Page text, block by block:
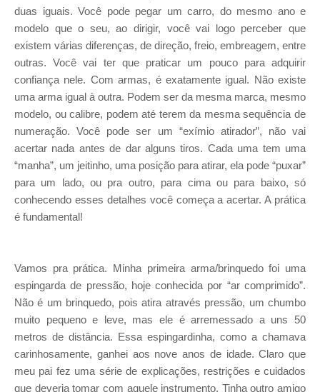
duas iguais. Você pode pegar um carro, do mesmo ano e
modelo que o seu, ao dirigir, você vai logo perceber que
existem várias diferenças, de direção, freio, embreagem, entre
outras. Você vai ter que praticar um pouco para adquirir
confiança nele. Com armas, é exatamente igual. Não existe
uma arma igual à outra. Podem ser da mesma marca, mesmo
modelo, ou calibre, podem até terem da mesma sequência de
numeração. Você pode ser um “exímio atirador”, não vai
acertar nada antes de dar alguns tiros. Cada uma tem uma
“manha”, um jeitinho, uma posição para atirar, ela pode “puxar”
para um lado, ou pra outro, para cima ou para baixo, só
conhecendo esses detalhes você começa a acertar. A prática
é fundamental!
Vamos pra prática. Minha primeira arma/brinquedo foi uma
espingarda de pressão, hoje conhecida por “ar comprimido”.
Não é um brinquedo, pois atira através pressão, um chumbo
muito pequeno e leve, mas ele é arremessado a uns 50
metros de distância. Essa espingardinha, como a chamava
carinhosamente, ganhei aos nove anos de idade. Claro que
meu pai fez uma série de explicações, restrições e cuidados
que deveria tomar com aquele instrumento. Tinha outro amigo